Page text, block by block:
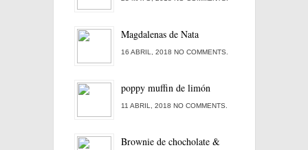
Magdalenas de Nata
16 ABRIL, 2018 NO COMMENTS.
poppy muffin de limón
11 ABRIL, 2018 NO COMMENTS.
Brownie de chocholate &